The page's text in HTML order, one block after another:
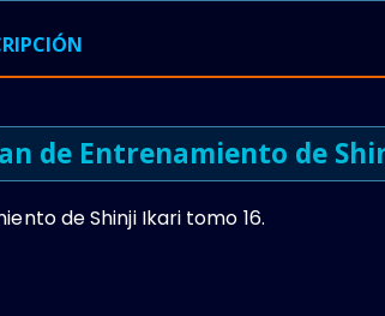
de Entrenamiento de
de Shinji Ikari tomo 16.